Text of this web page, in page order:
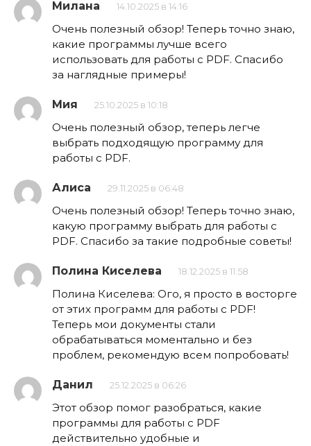
Милана 14.10.2025 в 14:16
Очень полезный обзор! Теперь точно знаю,
какие программы лучше всего
использовать для работы с PDF. Спасибо
за наглядные примеры!
Мия 25.10.2025 в 10:18
Очень полезный обзор, теперь легче
выбрать подходящую программу для
работы с PDF.
Алиса 29.11.2025 в 06:48
Очень полезный обзор! Теперь точно знаю,
какую программу выбрать для работы с
PDF. Спасибо за такие подробные советы!
Полина Киселева 18.12.2025 в 11:58
Полина Киселева: Ого, я просто в восторге
от этих программ для работы с PDF!
Теперь мои документы стали
обрабатываться моментально и без
проблем, рекомендую всем попробовать!
Данил 25.12.2025 в 06:26
Этот обзор помог разобраться, какие
программы для работы с PDF
действительно удобные и